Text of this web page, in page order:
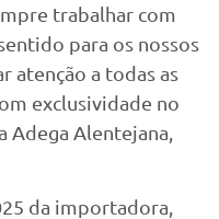
trabalhar com
para os nossos
atenção a todas as
exclusividade no
Adega Alentejana,
da importadora,